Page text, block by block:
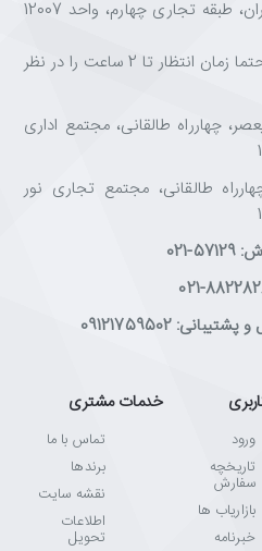
طالقانی، مجتمع تجاری نور تهران، طبقه تجاری چهارم، واحد 12007
(به علت حجم بالای سفارشات، حتما زمان انتظار تا 2 ساعت را در نظر
چهارراه طالقانی، مجتمع اداری
طالقانی، مجتمع تجاری نور
09121759502
ورود
تاریخچه
سفارش
بازاریاب ها
خبرنامه
خدمات مشتری
تماس با ما
برندها
نقشه سایت
اطلاعات
تحویل